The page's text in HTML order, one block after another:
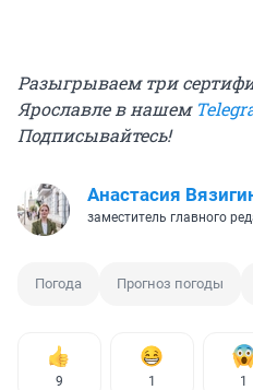
Разыгрываем три
Ярославле в нашем
Подписывайтесь!
Анастасия
заместитель главного
Погода Прогноз погоды
9 1 1